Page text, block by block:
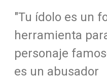
"Tu ídolo es un
herramienta
personaje
es un abusador